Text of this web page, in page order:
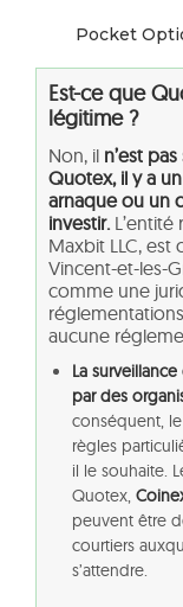
Pocket
Est-ce que
légitime ?
Non, il n’est
Quotex, il y a
arnaque ou un
investir.
Maxbit LLC, est
Vincent-et-les-
comme une
aucune
La
par des
conséquent,
règles
il le souhaite.
Quotex,
peuvent être
courtiers
s’attendre.